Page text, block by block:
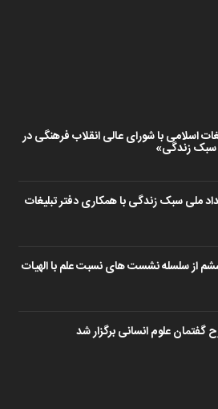
اسلامی با شورای عالی انقلاب فرهنگی در
سبک زندگی»
ملی سبک زندگی با همکاری دفتر تبلیغات
از سلسله نشست های نسبت علم با الهیات
علوم انسانی برگزار شد